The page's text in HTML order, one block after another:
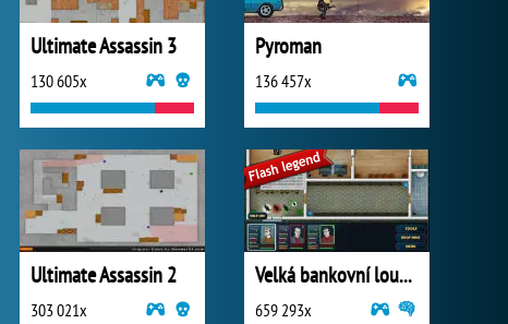
Ultimate Assassin 3
130 605x
Pyroman
136 457x
Ultimate Assassin 2
303 021x
Velká bankovní loupež
659 293x